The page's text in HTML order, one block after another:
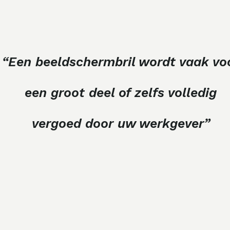
“Een beeldschermbril wordt vaak
een groot deel of zelfs volledig
vergoed door uw werkgever”